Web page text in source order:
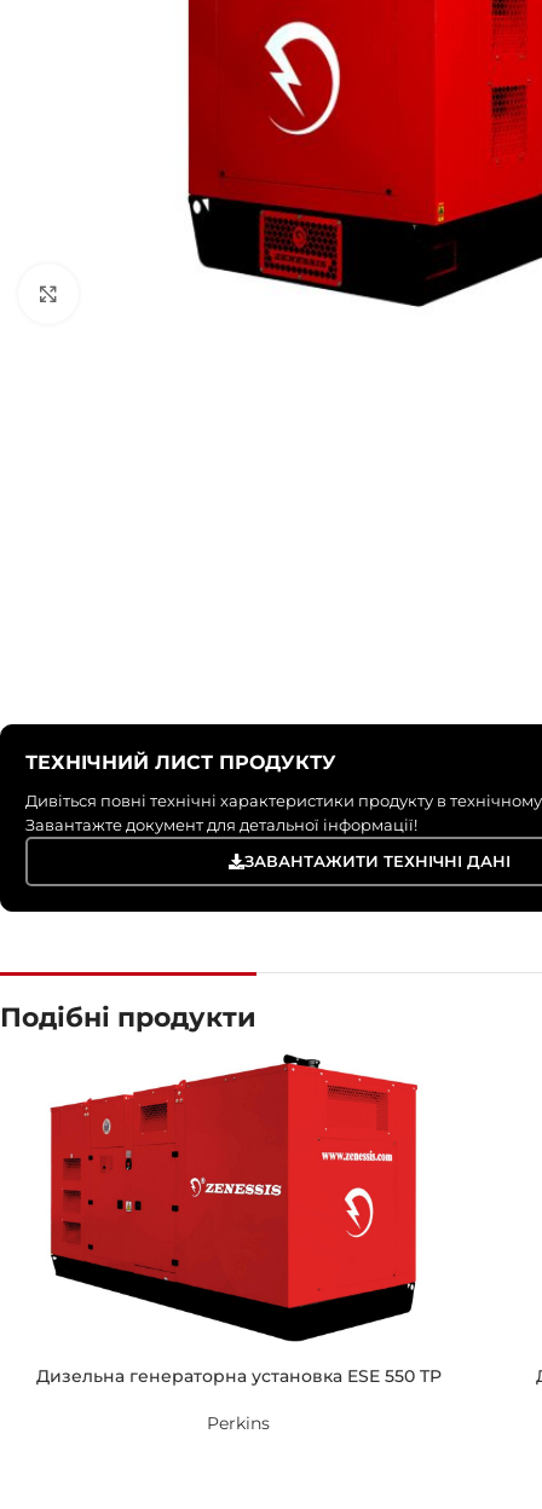
ТЕХНІЧНИЙ ЛИСТ ПРОДУКТУ
Дивіться повні технічні характеристики продукту в
Завантажте документ для детальної інформації!
ЗАВАНТАЖИТИ ТЕХНІЧНІ ДАНІ
Подібні продукти
Дизельна генераторна установка ESE 550 TP
Perkins